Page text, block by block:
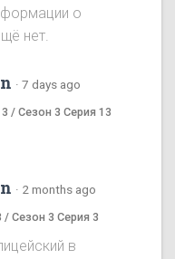
о
нет.
· 7 days ago
/ Сезон 3 Серия 13
· 2 months ago
/ Сезон 3 Серия 3
в